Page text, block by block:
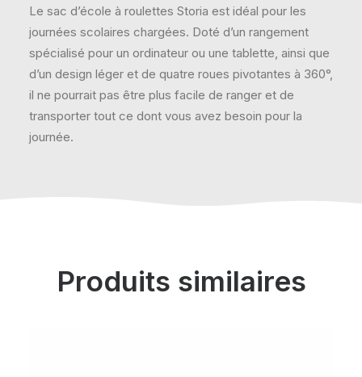
Le sac d’école à roulettes Storia est idéal pour les
journées scolaires chargées. Doté d’un rangement
spécialisé pour un ordinateur ou une tablette, ainsi que
d’un design léger et de quatre roues pivotantes à 360°,
il ne pourrait pas être plus facile de ranger et de
transporter tout ce dont vous avez besoin pour la
journée.
Produits similaires